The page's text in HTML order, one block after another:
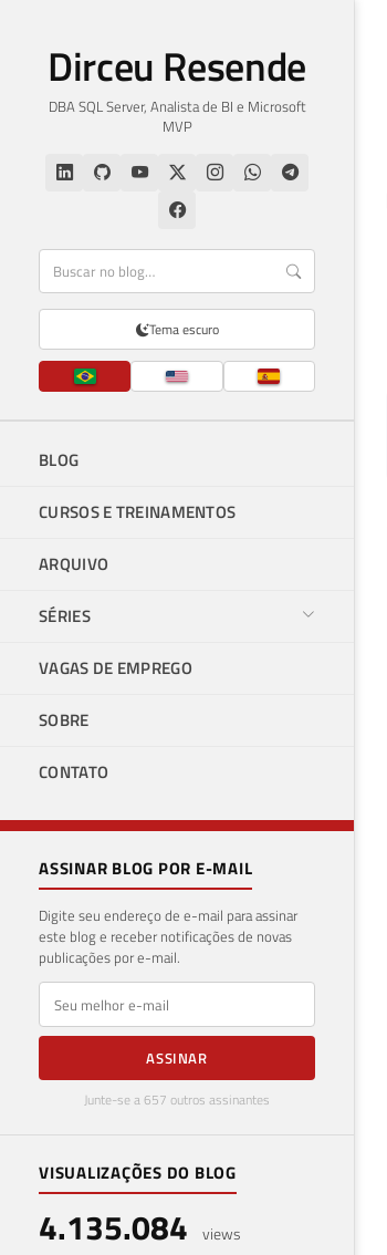
Dirceu Resende
DBA SQL Server, Analista de BI e Microsoft
MVP
Tema escuro
BLOG
CURSOS E TREINAMENTOS
ARQUIVO
SÉRIES
VAGAS DE EMPREGO
SOBRE
CONTATO
ASSINAR BLOG POR E-MAIL
Digite seu endereço de e-mail para assinar
este blog e receber notificações de novas
publicações por e-mail.
E-mail
ASSINAR
Junte-se a 657 outros assinantes
VISUALIZAÇÕES DO BLOG
4.135.084 views